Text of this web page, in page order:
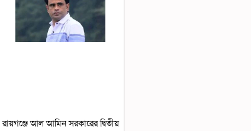
রায়গঞ্জে আল আমিন সরকারের দ্বিতীয়